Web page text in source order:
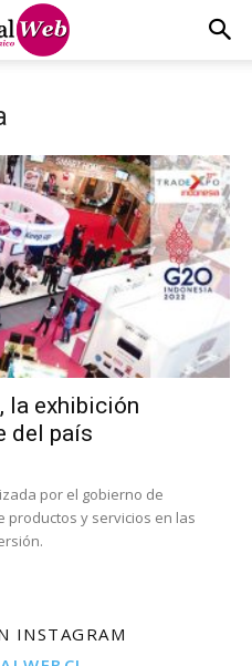
la exhibición
del país
por el gobierno de
productos y servicios en las
INSTAGRAM